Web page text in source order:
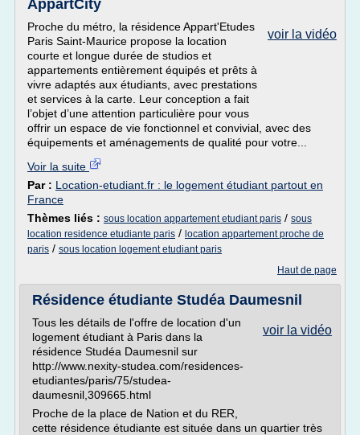
AppartCity
voir la vidéo
Proche du métro, la résidence Appart'Etudes
Paris Saint-Maurice propose la location
courte et longue durée de studios et
appartements entièrement équipés et prêts à
vivre adaptés aux étudiants, avec prestations
et services à la carte. Leur conception a fait
l’objet d’une attention particulière pour vous
offrir un espace de vie fonctionnel et convivial, avec des
équipements et aménagements de qualité pour votre...
Voir la suite
Par : Location-etudiant.fr : le logement étudiant partout en
France
Thèmes liés : sous location appartement etudiant paris / sous
location residence etudiante paris / location appartement proche de
paris / sous location logement etudiant paris
Haut de page
Résidence étudiante Studéa Daumesnil
voir la vidéo
Tous les détails de l'offre de location d'un
logement étudiant à Paris dans la
résidence Studéa Daumesnil sur
http://www.nexity-studea.com/residences-
etudiantes/paris/75/studea-
daumesnil,309665.html
Proche de la place de Nation et du RER,
cette résidence étudiante est située dans un quartier très